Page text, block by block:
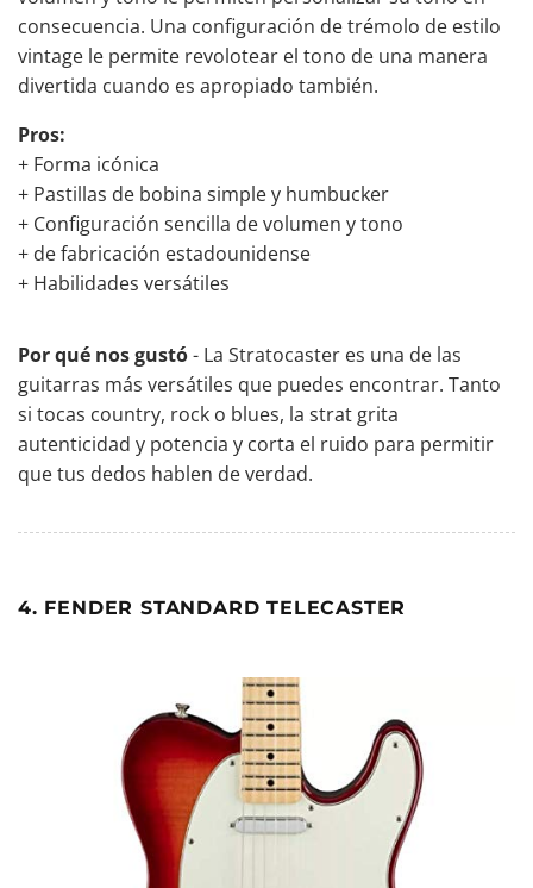
consecuencia. Una configuración de trémolo de estilo
vintage le permite revolotear el tono de una manera
divertida cuando es apropiado también.
Pros:
+ Forma icónica
+ Pastillas de bobina simple y humbucker
+ Configuración sencilla de volumen y tono
+ de fabricación estadounidense
+ Habilidades versátiles
Por qué nos gustó- La Stratocaster es una de las
guitarras más versátiles que puedes encontrar. Tanto
si tocas country, rock o blues, la strat grita
autenticidad y potencia y corta el ruido para permitir
que tus dedos hablen de verdad.
4. FENDER STANDARD TELECASTER